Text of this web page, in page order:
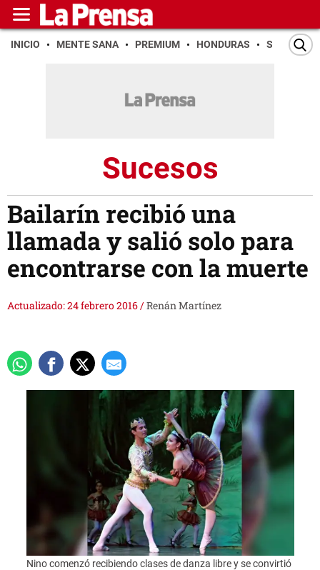
INICIO MENTE SANA PREMIUM HONDURAS SAN PEDRO
Sucesos
Bailarín recibió una
llamada y salió solo para
encontrarse con la muerte
Actualizado: 24 febrero 2016/Renán Martínez
Nino comenzó recibiendo clases de danza libre y se convirtió